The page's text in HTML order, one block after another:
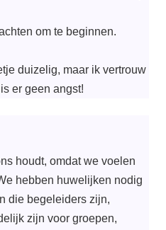
om te beginnen.
duizelig, maar ik vertrouw
er geen angst!
houdt, omdat we voelen
hebben huwelijken nodig
die begeleiders zijn,
zijn voor groepen,